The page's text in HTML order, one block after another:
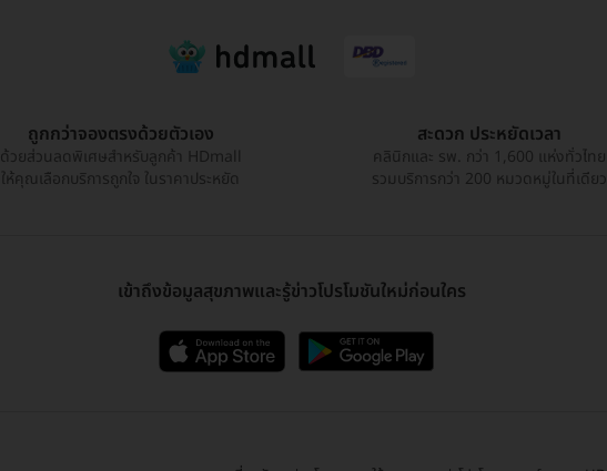
ถูกกว่าจองตรงด้วยตัวเอง
ด้วยส่วนลดพิเศษสำหรับลูกค้า HDmall
ให้คุณเลือกบริการถูกใจ ในราคาประหยัด
สะดวก ประหยัดเวลา
คลินิกและ รพ. กว่า 1,600 แห่งทั่วไทย
รวมบริการกว่า 200 หมวดหมู่ในที่เดียว
เข้าถึงข้อมูลสุขภาพและรู้ข่าวโปรโมชันใหม่ก่อนใคร